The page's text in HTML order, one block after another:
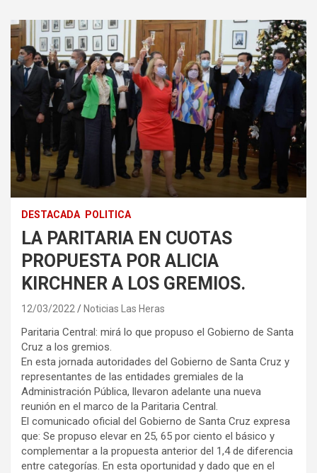
DESTACADA POLITICA
LA PARITARIA EN CUOTAS
PROPUESTA POR ALICIA
KIRCHNER A LOS GREMIOS.
12/03/2022 Noticias Las Heras
Paritaria Central: mirá lo que propuso el Gobierno de Santa
Cruz a los gremios.
En esta jornada autoridades del Gobierno de Santa Cruz y
representantes de las entidades gremiales de la
Administración Pública, llevaron adelante una nueva
reunión en el marco de la Paritaria Central.
El comunicado oficial del Gobierno de Santa Cruz expresa
que: Se propuso elevar en 25, 65 por ciento el básico y
complementar a la propuesta anterior del 1,4 de diferencia
entre categorías. En esta oportunidad y dado que en el